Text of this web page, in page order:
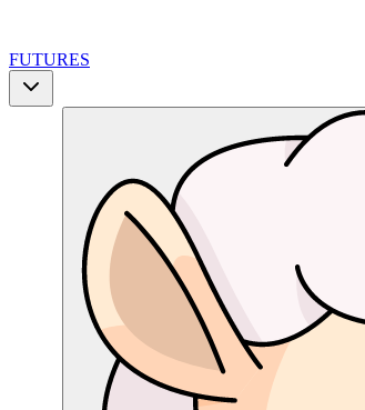
FUTURES